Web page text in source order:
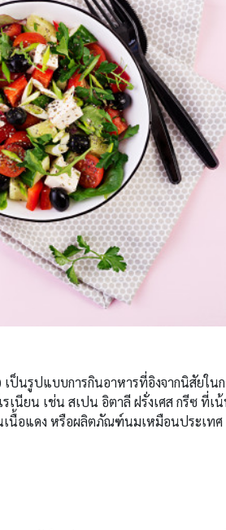
เป็นรูปแบบการกินอาหารที่อิงจากนิสัยใน
เนียน เช่น สเปน อิตาลี ฝรั่งเศส กรีซ ที่เ
นื้อแดง หรือผลิตภัณฑ์นมเหมือนประเทศ